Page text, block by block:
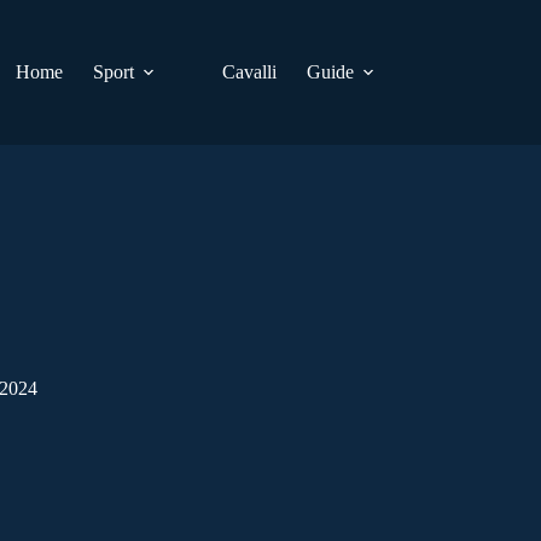
Home
Sport Cavalli Guide